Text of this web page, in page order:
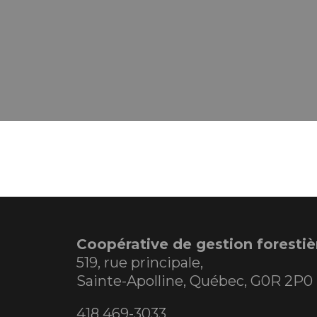
Coopérative de gestion
519, rue principale,
Sainte-Apolline, Québec, G0R 2P0
418 469-3033